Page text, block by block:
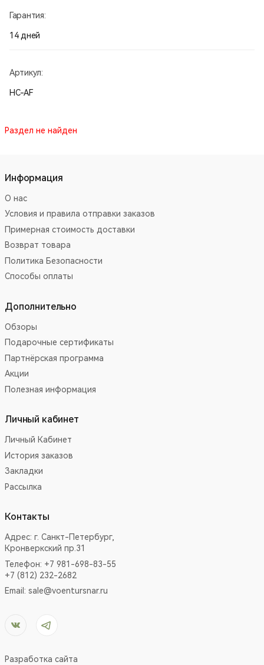
Гарантия:
14 дней
Артикул:
HC-AF
Раздел не найден
Информация
О нас
Условия и правила отправки заказов
Примерная стоимость доставки
Возврат товара
Политика Безопасности
Способы оплаты
Дополнительно
Обзоры
Подарочные сертификаты
Партнёрская программа
Акции
Полезная информация
Личный кабинет
Личный Кабинет
История заказов
Закладки
Рассылка
Контакты
Адрес: г. Санкт-Петербург,
Кронверкский пр.31
Телефон: +7 981-698-83-55
+7 (812) 232-2682
Email: sale@voentursnar.ru
Разработка сайта